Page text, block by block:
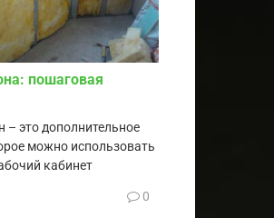
пошаговая
– это дополнительное
можно использовать
кабинет
0